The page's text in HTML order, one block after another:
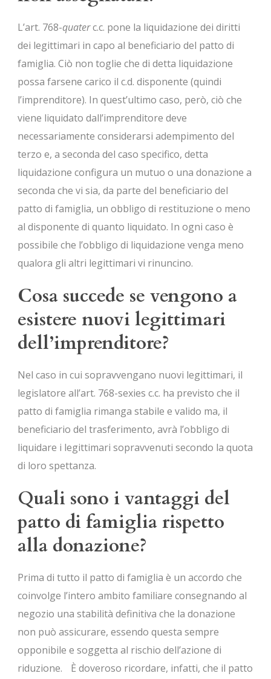
L’art. 768-quaterc.c. pone la liquidazione dei diritti
dei legittimari in capo al beneficiario del patto di
famiglia. Ciò non toglie che di detta liquidazione
possa farsene carico il c.d. disponente (quindi
l’imprenditore). In quest’ultimo caso, però, ciò che
viene liquidato dall’imprenditore deve
necessariamente considerarsi adempimento del
terzo e, a seconda del caso specifico, detta
liquidazione configura un mutuo o una donazione a
seconda che vi sia, da parte del beneficiario del
patto di famiglia, un obbligo di restituzione o meno
al disponente di quanto liquidato. In ogni caso è
possibile che l’obbligo di liquidazione venga meno
qualora gli altri legittimari vi rinuncino.
Cosa succede se vengono a
esistere nuovi legittimari
dell’imprenditore?
Nel caso in cui sopravvengano nuovi legittimari, il
legislatore all’art. 768-sexies c.c. ha previsto che il
patto di famiglia rimanga stabile e valido ma, il
beneficiario del trasferimento, avrà l’obbligo di
liquidare i legittimari sopravvenuti secondo la quota
di loro spettanza.
Quali sono i vantaggi del
patto di famiglia rispetto
alla donazione?
Prima di tutto il patto di famiglia è un accordo che
coinvolge l’intero ambito familiare consegnando al
negozio una stabilità definitiva che la donazione
non può assicurare, essendo questa sempre
opponibile e soggetta al rischio dell’azione di
riduzione. È doveroso ricordare, infatti, che il patto